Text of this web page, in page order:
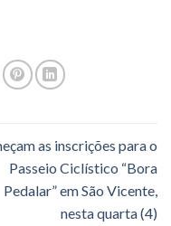
as inscrições para o
Passeio Ciclístico “Bora
Pedalar” em São Vicente,
nesta quarta (4)